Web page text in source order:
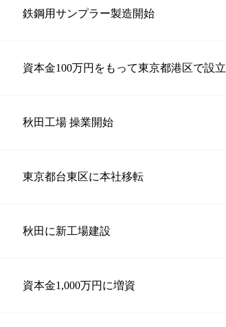
鉄鋼用サンプラー製造開始
資本金100万円をもって東京都港区で設立
秋田工場 操業開始
東京都台東区に本社移転
秋田に新工場建設
資本金1,000万円に増資